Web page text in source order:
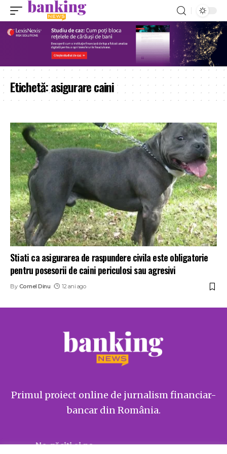
Etichetă:asigurare caini
Stiati ca asigurarea de raspundere civila este obligatorie
pentru posesorii de caini periculosi sau agresivi
By Cornel Dinu 12 ani ago
Primul proiect online de jurnalism financiar-
bancar din România.
Ne găsiți și pe